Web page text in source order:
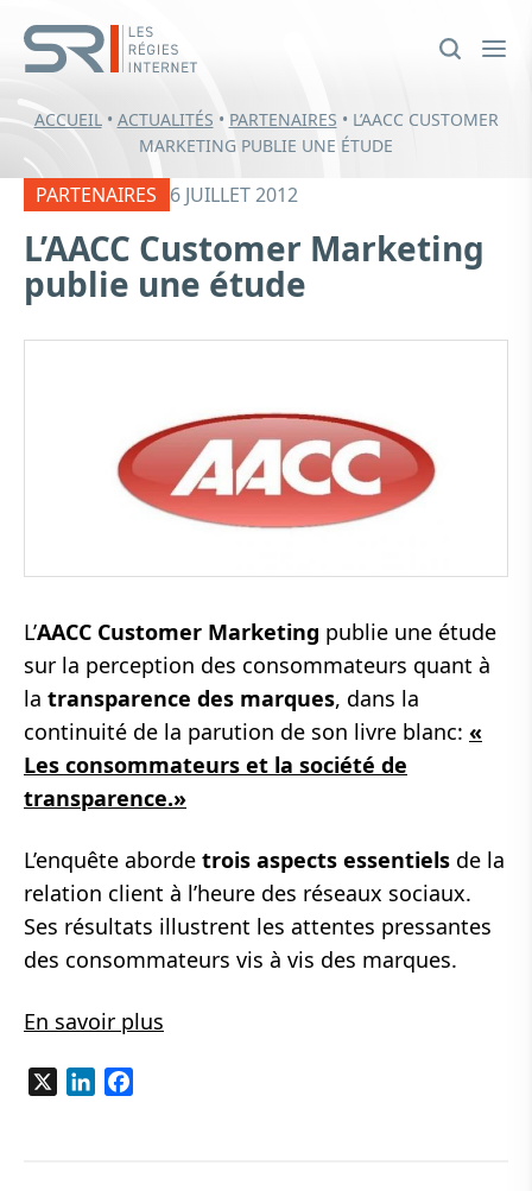
ACCUEIL• ACTUALITÉS • PARTENAIRES • L’AACC CUSTOMER
MARKETING PUBLIE UNE ÉTUDE
PARTENAIRES 6 JUILLET 2012
L’AACC Customer Marketing
publie une étude
L’AACC Customer Marketing publie une étude
sur la perception des consommateurs quant à
la transparence des marques, dans la
continuité de la parution de son livre blanc: «
Les consommateurs et la société de
transparence.»
L’enquête aborde trois aspects essentiels de la
relation client à l’heure des réseaux sociaux.
Ses résultats illustrent les attentes pressantes
des consommateurs vis à vis des marques.
En savoir plus
LinkedIn